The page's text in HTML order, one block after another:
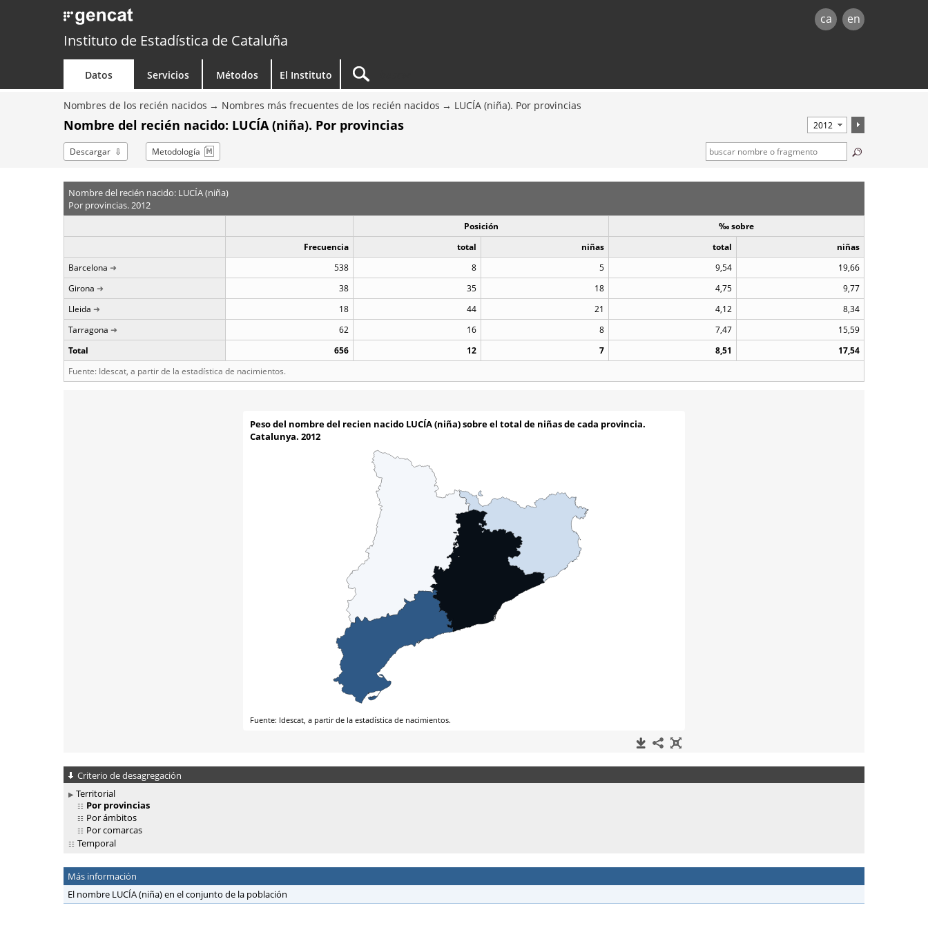
ca en
Instituto de Estadística de Cataluña
Datos Servicios Métodos El Instituto
Nombres de los recién nacidos Nombres más frecuentes de los recién nacidos LUCÍA (niña). Por provincias
Nombre del recién nacido: LUCÍA (niña). Por provincias
Descargar Metodología
Nombre del recién nacido: LUCÍA (niña)
Por provincias. 2012
Posición
‰ sobre
Frecuencia
total niñas total
niñas
Barcelona
538 8 5 9,54
19,66
Girona
38 35 18 4,75
9,77
Lleida
18 44 21 4,12
8,34
Tarragona
62 16 8 7,47
15,59
Total
656 12 7 8,51
17,54
Fuente: Idescat, a partir de la estadística de nacimientos.
Criterio de desagregación
Territorial
Por provincias
Por ámbitos
Por comarcas
Temporal
Más información
El nombre LUCÍA (niña) en el conjunto de la población